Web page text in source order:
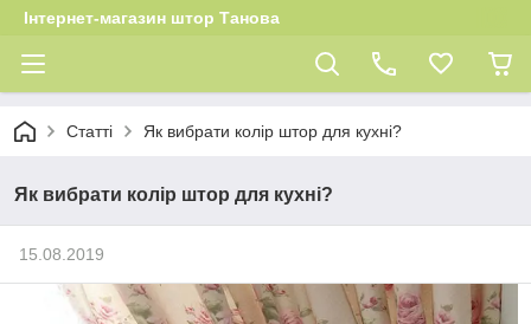
Інтернет-магазин штор Танова
Статті Як вибрати колір штор для кухні?
Як вибрати колір штор для кухні?
15.08.2019